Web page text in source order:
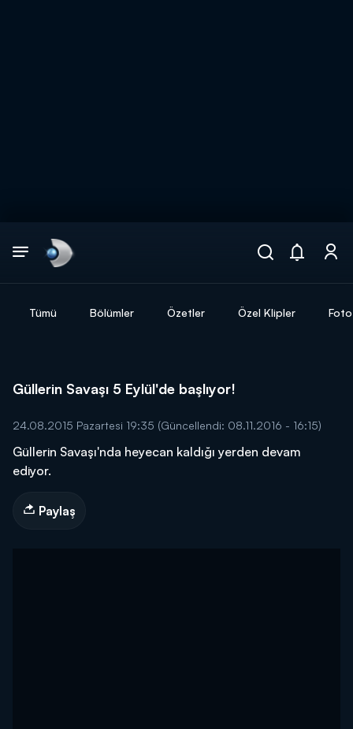
Tümü Bölümler Özetler Özel Klipler
Güllerin Savaşı 5 Eylül'de başlıyor!
24.08.2015 Pazartesi 19:35 (Güncellendi: 08.11.2016 - 16:15)
Güllerin Savaşı'nda heyecan kaldığı yerden devam
ediyor.
Paylaş